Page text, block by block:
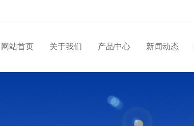
网站首页 关于我们 产品中心 新闻动态